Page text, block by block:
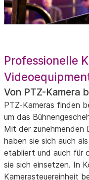
Professionelle
Von PTZ-Kamera
PTZ-Kameras finden
um das
Mit der zunehmenden
haben sie sich auch
etabliert und auch für
sie sich einsetzen. In
Kamerasteuereinheit